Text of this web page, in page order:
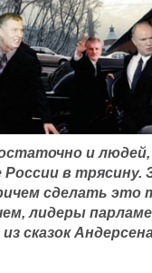
и
в трясину.
сделать это
лидеры
сказок